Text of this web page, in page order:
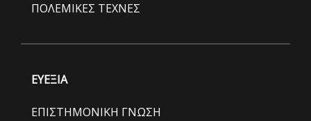
ΠΟΛΕΜΙΚΕΣ ΤΕΧΝΕΣ
ΕΥΕΞΙΑ
ΕΠΙΣΤΗΜΟΝΙΚΗ ΓΝΩΣΗ